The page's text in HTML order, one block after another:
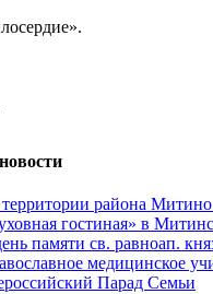
района
гостиная» в
памяти св. равноап.
медицинское
Парад Семьи